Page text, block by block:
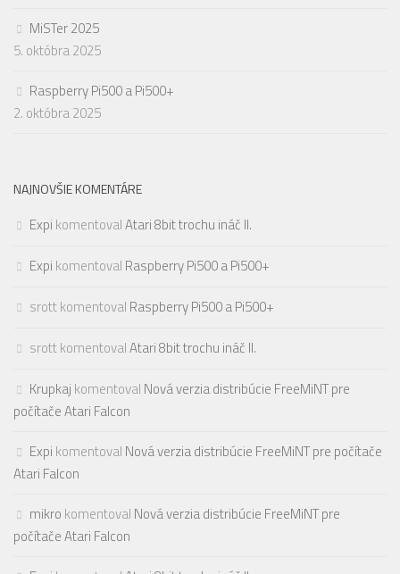
MiSTer 2025
5. októbra 2025
Raspberry Pi500 a Pi500+
2. októbra 2025
NAJNOVŠIE KOMENTÁRE
Expi komentovalAtari 8bit trochu ináč II.
Expi komentoval Raspberry Pi500 a Pi500+
srottkomentoval Raspberry Pi500 a Pi500+
srottkomentovalAtari 8bit trochu ináč II.
Krupkaj komentoval Nová verzia distribúcie FreeMiNT pre
počítače Atari Falcon
Expi komentoval Nová verzia distribúcie FreeMiNT pre počítače
Atari Falcon
mikro komentoval Nová verzia distribúcie FreeMiNT pre
počítače Atari Falcon